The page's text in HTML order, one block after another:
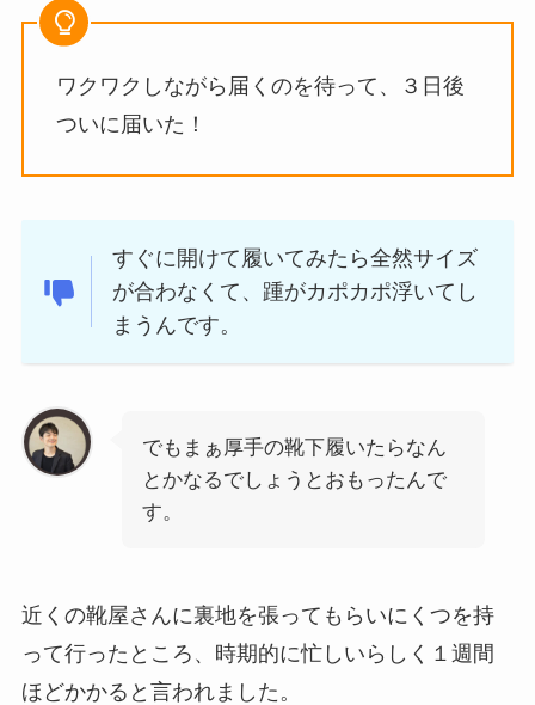
ワクワクしながら届くのを待って、３日後
ついに届いた！
すぐに開けて履いてみたら全然サイズ
が合わなくて、踵がカポカポ浮いてし
まうんです。
でもまぁ厚手の靴下履いたらなん
とかなるでしょうとおもったんで
す。
近くの靴屋さんに裏地を張ってもらいにくつを持
って行ったところ、時期的に忙しいらしく１週間
ほどかかると言われました。